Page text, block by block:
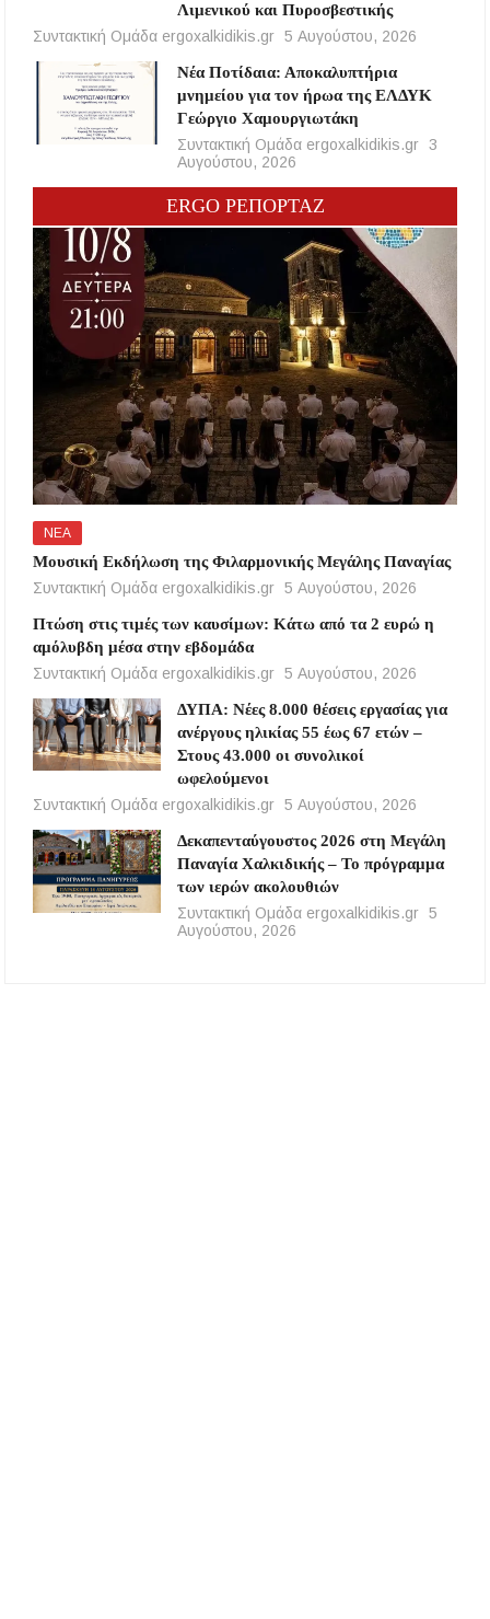
Λιμενικού και Πυροσβεστικής
Συντακτική Ομάδα ergoxalkidikis.gr 5 Αυγούστου, 2026
Νέα Ποτίδαια: Αποκαλυπτήρια
μνημείου για τον ήρωα της ΕΛΔΥΚ
Γεώργιο Χαμουργιωτάκη
Συντακτική Ομάδα ergoxalkidikis.gr 3
Αυγούστου, 2026
ERGO ΡΕΠΟΡΤΑΖ
ΝΕΑ
Μουσική Εκδήλωση της Φιλαρμονικής Μεγάλης Παναγίας
Συντακτική Ομάδα ergoxalkidikis.gr 5 Αυγούστου, 2026
Πτώση στις τιμές των καυσίμων: Κάτω από τα 2 ευρώ η
αμόλυβδη μέσα στην εβδομάδα
Συντακτική Ομάδα ergoxalkidikis.gr 5 Αυγούστου, 2026
ΔΥΠΑ: Νέες 8.000 θέσεις εργασίας για
ανέργους ηλικίας 55 έως 67 ετών –
Στους 43.000 οι συνολικοί
ωφελούμενοι
Συντακτική Ομάδα ergoxalkidikis.gr 5 Αυγούστου, 2026
Δεκαπενταύγουστος 2026 στη Μεγάλη
Παναγία Χαλκιδικής – Το πρόγραμμα
των ιερών ακολουθιών
Συντακτική Ομάδα ergoxalkidikis.gr 5
Αυγούστου, 2026